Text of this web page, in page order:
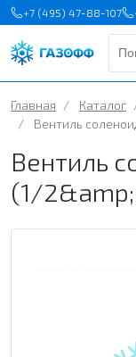
+7 (495) 47-88-107
Главная / Каталог
/
Вентиль
Вентиль
(1/